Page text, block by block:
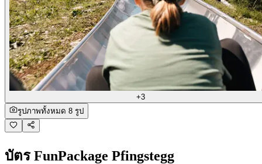
+3
รูปภาพทั้งหมด 8 รูป
บัตร FunPackage Pfingstegg